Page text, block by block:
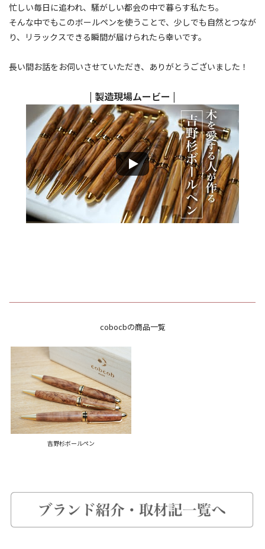
忙しい毎日に追われ、騒がしい都会の中で暮らす私たち。
そんな中でもこのボールペンを使うことで、少しでも自然とつなが
り、リラックスできる瞬間が届けられたら幸いです。
長い間お話をお伺いさせていただき、ありがとうございました！
| 製造現場ムービー |
cobocbの商品一覧
吉野杉ボールペン